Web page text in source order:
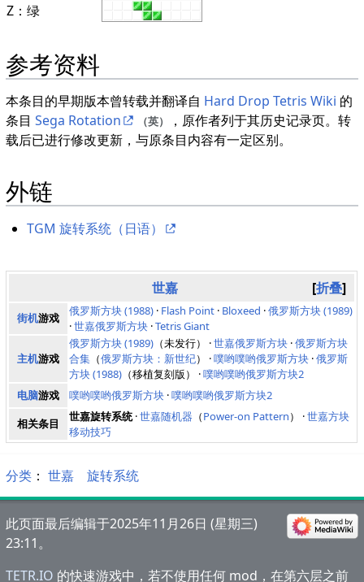
Z：绿
参考资料
本条目的早期版本曾转载并翻译自 Hard Drop Tetris Wiki 的
条目Sega Rotation （英）
，原作者列于其历史记录页。转
载后已进行修改更新，与原条目内容有一定区别。
外链
TGM 旋转系统（日语）
折叠
世嘉
街机游戏 俄罗斯方块 (1988) · Flash Point · Bloxeed ·俄罗斯方块 (1989)
·世嘉俄罗斯方块 ·Tetris Giant
主机游戏
俄罗斯方块 (1989) （未发行） ·世嘉俄罗斯方块 ·俄罗斯方块
合集 （俄罗斯方块：新世纪） ·噗哟噗哟俄罗斯方块 ·俄罗斯
方块 (1988) （移植复刻版） ·噗哟噗哟俄罗斯方块2
电脑游戏 噗哟噗哟俄罗斯方块 ·噗哟噗哟俄罗斯方块2
相关条目
世嘉旋转系统·世嘉随机器 （Power-on Pattern） ·世嘉方块
移动技巧
分类 ：​ 世嘉 旋转系统
此页面最后编辑于2025年11月26日 (星期三)
23:11。
TETR.IO 的快速游戏中，若不使用任何 mod，在第六层之前